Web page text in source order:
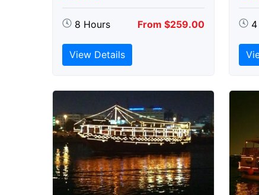
8 Hours From $259.00
View Details